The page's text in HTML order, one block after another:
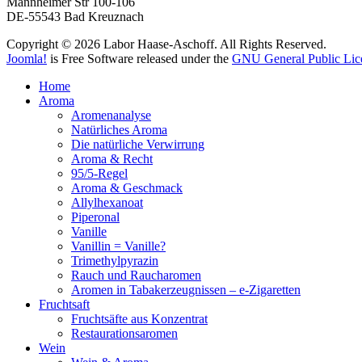
DE-55543 Bad Kreuznach
Copyright © 2026 Labor Haase-Aschoff. All Rights Reserved.
Joomla! is Free Software released under the GNU General Public
Home
Aroma
Aromenanalyse
Natürliches Aroma
Die natürliche Verwirrung
Aroma & Recht
95/5-Regel
Aroma & Geschmack
Allylhexanoat
Piperonal
Vanille
Vanillin = Vanille?
Trimethylpyrazin
Rauch und Raucharomen
Aromen in Tabakerzeugnissen – e-Zigaretten
Fruchtsaft
Fruchtsäfte aus Konzentrat
Restaurationsaromen
Wein